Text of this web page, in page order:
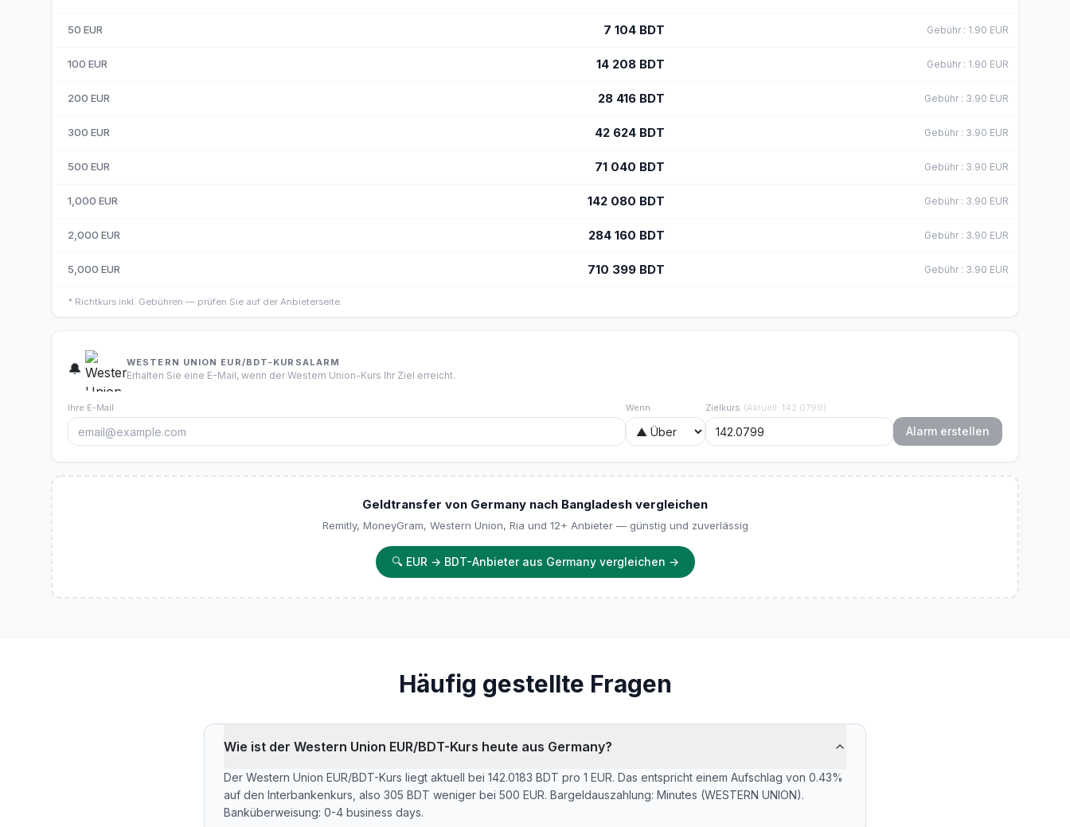
50 EUR 7 104 BDT Gebühr : 1.90 EUR
100 EUR 14 208 BDT Gebühr : 1.90 EUR
200 EUR 28 416 BDT Gebühr : 3.90 EUR
300 EUR 42 624 BDT Gebühr : 3.90 EUR
500 EUR 71 040 BDT Gebühr : 3.90 EUR
1,000 EUR 142 080 BDT Gebühr : 3.90 EUR
2,000 EUR 284 160 BDT Gebühr : 3.90 EUR
5,000 EUR 710 399 BDT Gebühr : 3.90 EUR
* Richtkurs inkl. Gebühren — prüfen Sie auf der Anbieterseite.
🔔 WESTERN UNION EUR/BDT-KURSALARM
Erhalten Sie eine E-Mail, wenn der Western Union-Kurs Ihr Ziel erreicht.
Ihre E-Mail Wenn Zielkurs (Aktuell: 142.0799)
Alarm erstellen
Geldtransfer von Germany nach Bangladesh vergleichen
Remitly, MoneyGram, Western Union, Ria und 12+ Anbieter — günstig und zuverlässig
🔍 EUR → BDT-Anbieter aus Germany vergleichen →
Häufig gestellte Fragen
Wie ist der Western Union EUR/BDT-Kurs heute aus Germany?
Der Western Union EUR/BDT-Kurs liegt aktuell bei 142.0183 BDT pro 1 EUR. Das entspricht einem Aufschlag von 0.43%
auf den Interbankenkurs, also 305 BDT weniger bei 500 EUR. Bargeldauszahlung: Minutes (WESTERN UNION).
Banküberweisung: 0-4 business days.